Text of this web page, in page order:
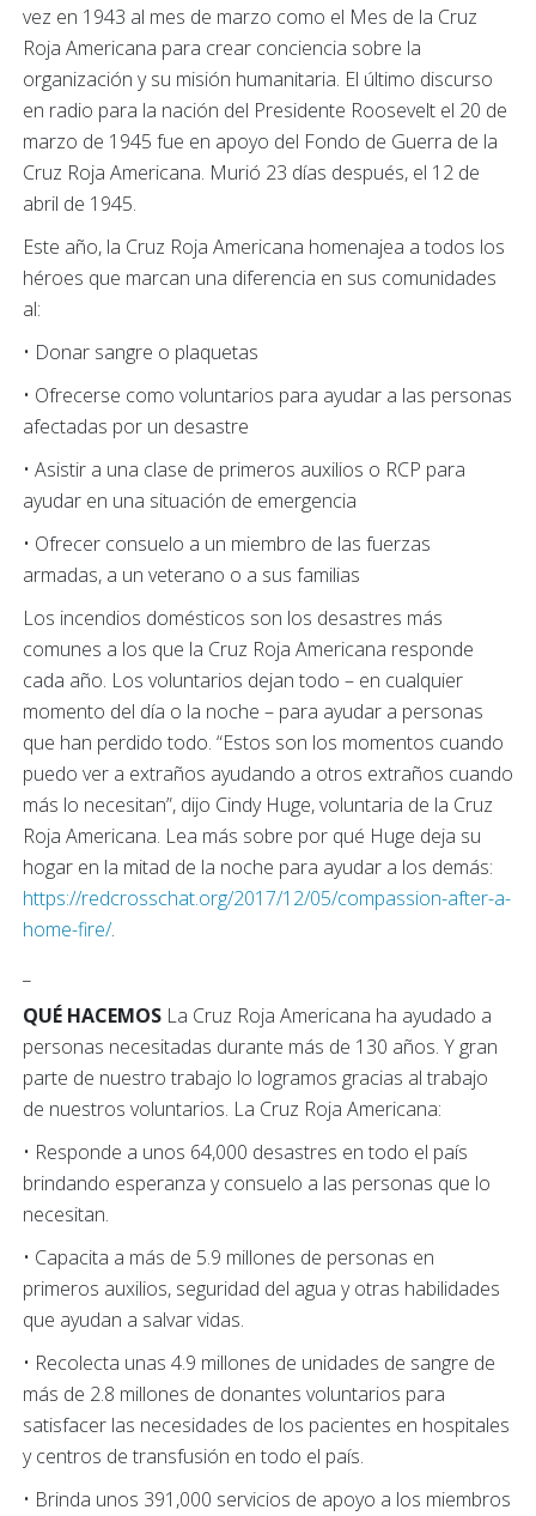
vez en 1943 al mes de marzo como el Mes de la Cruz
Roja Americana para crear conciencia sobre la
organización y su misión humanitaria. El último discurso
en radio para la nación del Presidente Roosevelt el 20 de
marzo de 1945 fue en apoyo del Fondo de Guerra de la
Cruz Roja Americana. Murió 23 días después, el 12 de
abril de 1945.
Este año, la Cruz Roja Americana homenajea a todos los
héroes que marcan una diferencia en sus comunidades
al:
• Donar sangre o plaquetas
• Ofrecerse como voluntarios para ayudar a las personas
afectadas por un desastre
• Asistir a una clase de primeros auxilios o RCP para
ayudar en una situación de emergencia
• Ofrecer consuelo a un miembro de las fuerzas
armadas, a un veterano o a sus familias
Los incendios domésticos son los desastres más
comunes a los que la Cruz Roja Americana responde
cada año. Los voluntarios dejan todo – en cualquier
momento del día o la noche – para ayudar a personas
que han perdido todo. “Estos son los momentos cuando
puedo ver a extraños ayudando a otros extraños cuando
más lo necesitan”, dijo Cindy Huge, voluntaria de la Cruz
Roja Americana. Lea más sobre por qué Huge deja su
hogar en la mitad de la noche para ayudar a los demás:
https://redcrosschat.org/2017/12/05/compassion-after-a-
home-fire/.
QUÉ HACEMOS La Cruz Roja Americana ha ayudado a
personas necesitadas durante más de 130 años. Y gran
parte de nuestro trabajo lo logramos gracias al trabajo
de nuestros voluntarios. La Cruz Roja Americana:
• Responde a unos 64,000 desastres en todo el país
brindando esperanza y consuelo a las personas que lo
necesitan.
• Capacita a más de 5.9 millones de personas en
primeros auxilios, seguridad del agua y otras habilidades
que ayudan a salvar vidas.
• Recolecta unas 4.9 millones de unidades de sangre de
más de 2.8 millones de donantes voluntarios para
satisfacer las necesidades de los pacientes en hospitales
y centros de transfusión en todo el país.
• Brinda unos 391,000 servicios de apoyo a los miembros